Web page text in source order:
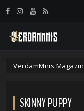
VerdamMnis
SKINNY PUPPY
Panneau de gestion